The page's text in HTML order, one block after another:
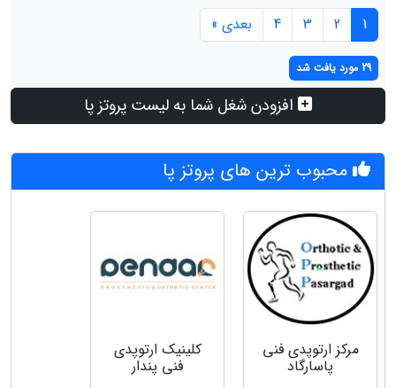
1
2
3
4 بعدی »
29 مورد یافت شد
افزودن شغل شما به لیست پروتز پا
محبوب ترین های پروتز پا
مرکز ارتوپدی فنی
پاسارگاد
کلینیک ارتوپدی
فنی پندار